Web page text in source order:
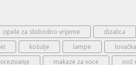
cipele za slobodno vrijeme dizalica
košulje lampe
makaze za voce nož